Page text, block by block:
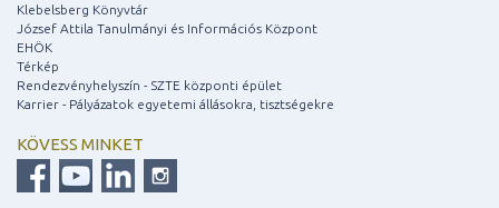
Klebelsberg Könyvtár
József Attila Tanulmányi és Információs Központ
EHÖK
Térkép
Rendezvényhelyszín - SZTE központi épület
Karrier - Pályázatok egyetemi állásokra, tisztségekre
KÖVESS MINKET